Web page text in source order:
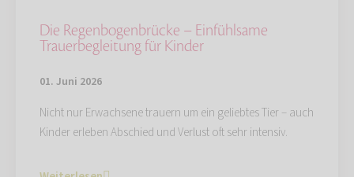
Die Regenbogenbrücke – Einfühlsame
Trauerbegleitung für Kinder
01. Juni 2026
Nicht nur Erwachsene trauern um ein geliebtes Tier – auch
Kinder erleben Abschied und Verlust oft sehr intensiv.